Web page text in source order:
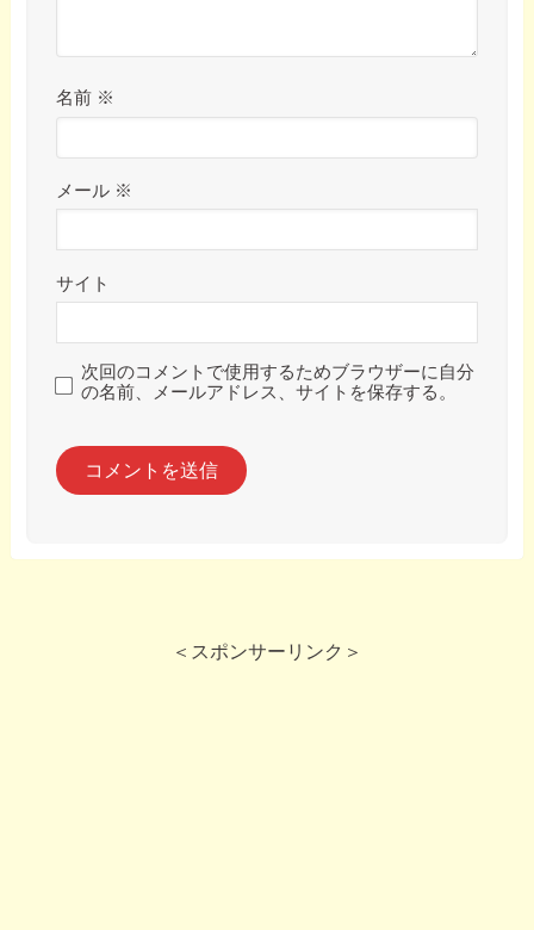
名前 ※
メール ※
サイト
次回のコメントで使用するためブラウザーに自分
の名前、メールアドレス、サイトを保存する。
＜スポンサーリンク＞